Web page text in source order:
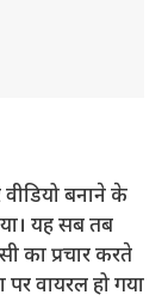
बनाने के
यह सब तब
का प्रचार करते
वायरल हो गया